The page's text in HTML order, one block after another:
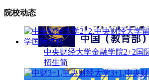
院校动态
中央财经大学金融学院2+2国
招生简